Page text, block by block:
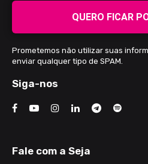
QUERO FICAR
Prometemos não utilizar suas
enviar qualquer tipo de SPAM.
Siga-nos
Fale com a Seja